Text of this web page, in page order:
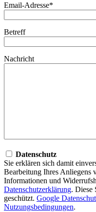
Email-Adresse*
Betreff
Nachricht
Datenschutz
Sie erklären sich damit
Bearbeitung Ihres Anliegens
Informationen und
Datenschutzerklärung. Diese
geschützt. Google
Nutzungsbedingungen.